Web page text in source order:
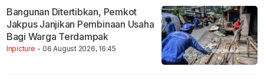
Bangunan Ditertibkan, Pemkot
Jakpus Janjikan Pembinaan Usaha
Bagi Warga Terdampak
Inpicture - 06 August 2026, 16:45